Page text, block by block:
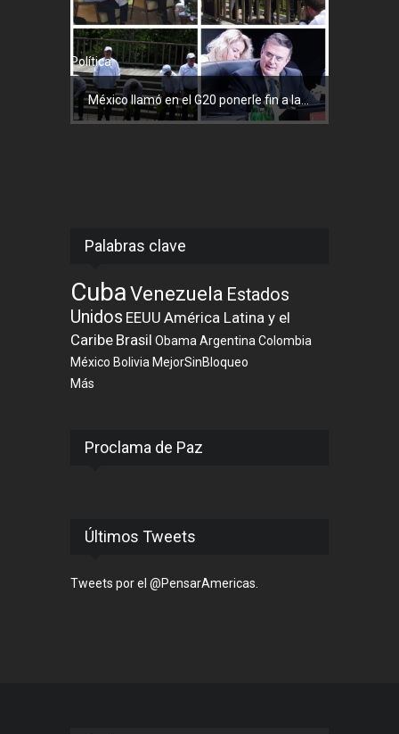
Política
México llamó en el G20 ponerle fin a la...
Palabras clave
CubaVenezuela Estados
Unidos EEUU América Latina y el
Caribe Brasil Obama Argentina Colombia
México Bolivia MejorSinBloqueo
Más
Proclama de Paz
Últimos Tweets
Tweets por el @PensarAmericas.